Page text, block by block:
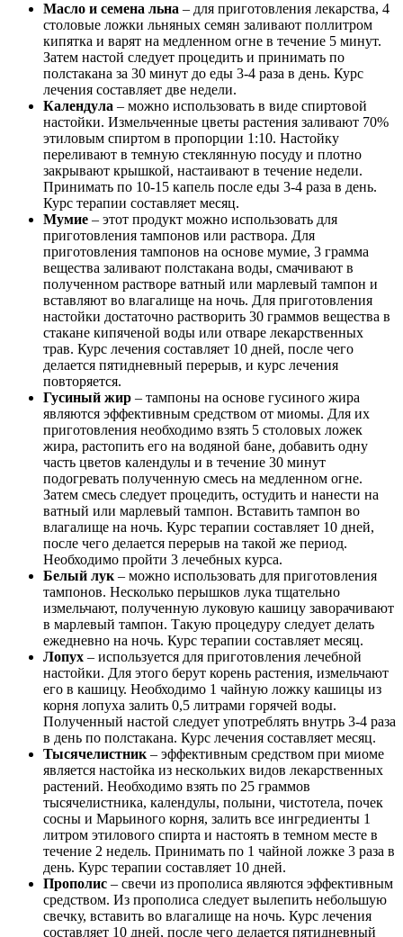
Масло и семена льна – для приготовления лекарства, 4
столовые ложки льняных семян заливают поллитром
кипятка и варят на медленном огне в течение 5 минут.
Затем настой следует процедить и принимать по
полстакана за 30 минут до еды 3-4 раза в день. Курс
лечения составляет две недели.
Календула – можно использовать в виде спиртовой
настойки. Измельченные цветы растения заливают 70%
этиловым спиртом в пропорции 1:10. Настойку
переливают в темную стеклянную посуду и плотно
закрывают крышкой, настаивают в течение недели.
Принимать по 10-15 капель после еды 3-4 раза в день.
Курс терапии составляет месяц.
Мумие – этот продукт можно использовать для
приготовления тампонов или раствора. Для
приготовления тампонов на основе мумие, 3 грамма
вещества заливают полстакана воды, смачивают в
полученном растворе ватный или марлевый тампон и
вставляют во влагалище на ночь. Для приготовления
настойки достаточно растворить 30 граммов вещества в
стакане кипяченой воды или отваре лекарственных
трав. Курс лечения составляет 10 дней, после чего
делается пятидневный перерыв, и курс лечения
повторяется.
Гусиный жир – тампоны на основе гусиного жира
являются эффективным средством от миомы. Для их
приготовления необходимо взять 5 столовых ложек
жира, растопить его на водяной бане, добавить одну
часть цветов календулы и в течение 30 минут
подогревать полученную смесь на медленном огне.
Затем смесь следует процедить, остудить и нанести на
ватный или марлевый тампон. Вставить тампон во
влагалище на ночь. Курс терапии составляет 10 дней,
после чего делается перерыв на такой же период.
Необходимо пройти 3 лечебных курса.
Белый лук – можно использовать для приготовления
тампонов. Несколько перышков лука тщательно
измельчают, полученную луковую кашицу заворачивают
в марлевый тампон. Такую процедуру следует делать
ежедневно на ночь. Курс терапии составляет месяц.
Лопух – используется для приготовления лечебной
настойки. Для этого берут корень растения, измельчают
его в кашицу. Необходимо 1 чайную ложку кашицы из
корня лопуха залить 0,5 литрами горячей воды.
Полученный настой следует употреблять внутрь 3-4 раза
в день по полстакана. Курс лечения составляет месяц.
Тысячелистник – эффективным средством при миоме
является настойка из нескольких видов лекарственных
растений. Необходимо взять по 25 граммов
тысячелистника, календулы, полыни, чистотела, почек
сосны и Марьиного корня, залить все ингредиенты 1
литром этилового спирта и настоять в темном месте в
течение 2 недель. Принимать по 1 чайной ложке 3 раза в
день. Курс терапии составляет 10 дней.
Прополис – свечи из прополиса являются эффективным
средством. Из прополиса следует вылепить небольшую
свечку, вставить во влагалище на ночь. Курс лечения
составляет 10 дней, после чего делается пятидневный